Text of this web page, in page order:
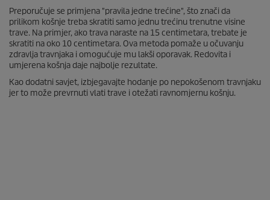
Preporučuje se primjena "pravila jedne trećine", što znači da
prilikom košnje treba skratiti samo jednu trećinu trenutne visine
trave. Na primjer, ako trava naraste na 15 centimetara, trebate je
skratiti na oko 10 centimetara. Ova metoda pomaže u očuvanju
zdravlja travnjaka i omogućuje mu lakši oporavak. Redovita i
umjerena košnja daje najbolje rezultate.
Kao dodatni savjet, izbjegavajte hodanje po nepokošenom travnjaku
jer to može prevrnuti vlati trave i otežati ravnomjernu košnju.